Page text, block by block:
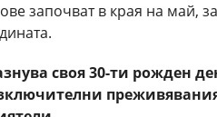
започват в края на май,
своя 30-ти рожден